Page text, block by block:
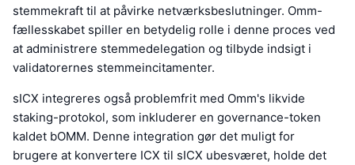
stemmekraft til at påvirke netværksbeslutninger. Omm-
fællesskabet spiller en betydelig rolle i denne proces ved
at administrere stemmedelegation og tilbyde indsigt i
validatorernes stemmeincitamenter.
sICX integreres også problemfrit med Omm's likvide
staking-protokol, som inkluderer en governance-token
kaldet bOMM. Denne integration gør det muligt for
brugere at konvertere ICX til sICX ubesværet, holde det